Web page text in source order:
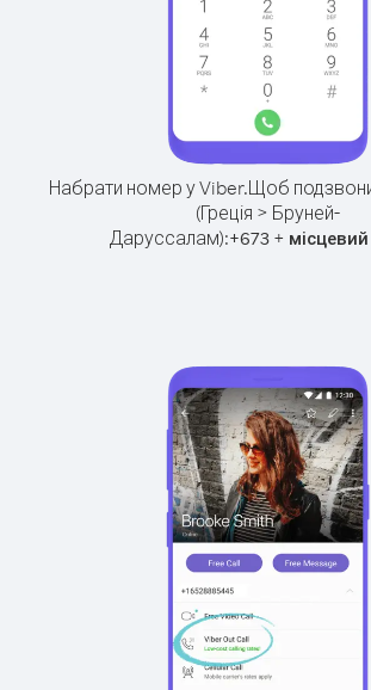
Набрати номер у Viber.Щоб
(Греція > Бруней-
Даруссалам):+673+